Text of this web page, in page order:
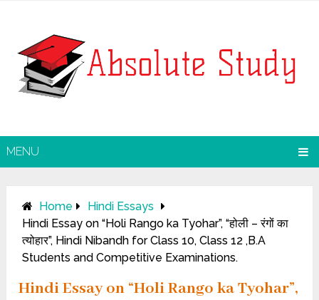
MENU
Home
Hindi Essays
Hindi Essay on “Holi Rango ka Tyohar”, “होली – रंगों का
त्योहार”, Hindi Nibandh for Class 10, Class 12 ,B.A
Students and Competitive Examinations.
Hindi Essay on “Holi Rango ka Tyohar”,